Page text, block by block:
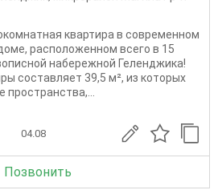
квартира в современном
расположенном всего в 15
набережной Геленджика!
составляет 39,5 м², из которых
пространства,...
04.08
Позвонить